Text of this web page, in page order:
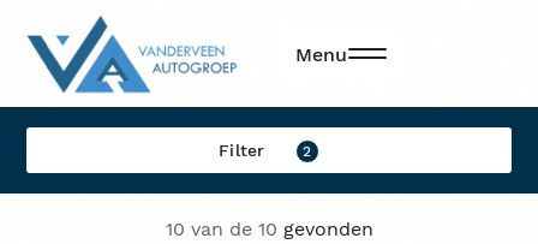
Menu
Filter 2
Filters
Filter op:
Merk
Model
10 van de 10 gevonden